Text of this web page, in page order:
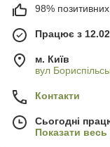
98% позитивних
Працює з
м. Київ
вул
Контакти
Сьогодні
Показати